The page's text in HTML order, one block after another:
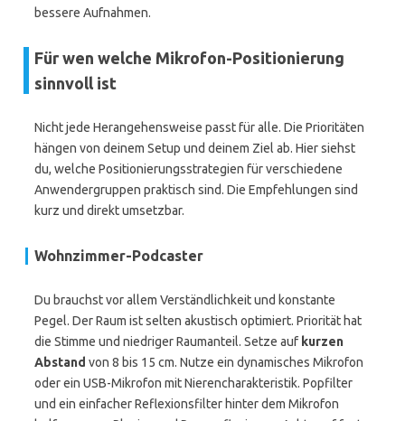
bessere Aufnahmen.
Für wen welche Mikrofon-Positionierung
sinnvoll ist
Nicht jede Herangehensweise passt für alle. Die Prioritäten
hängen von deinem Setup und deinem Ziel ab. Hier siehst
du, welche Positionierungsstrategien für verschiedene
Anwendergruppen praktisch sind. Die Empfehlungen sind
kurz und direkt umsetzbar.
Wohnzimmer-Podcaster
Du brauchst vor allem Verständlichkeit und konstante
Pegel. Der Raum ist selten akustisch optimiert. Priorität hat
die Stimme und niedriger Raumanteil. Setze auf kurzen
Abstand von 8 bis 15 cm. Nutze ein dynamisches Mikrofon
oder ein USB-Mikrofon mit Nierencharakteristik. Popfilter
und ein einfacher Reflexionsfilter hinter dem Mikrofon